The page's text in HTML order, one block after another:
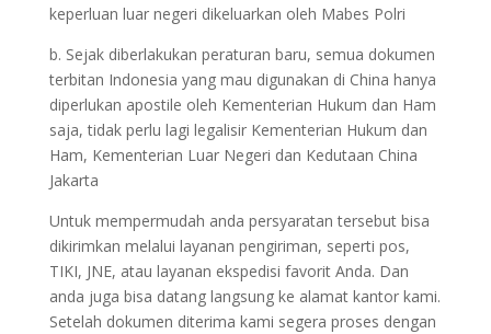
keperluan luar negeri dikeluarkan oleh Mabes Polri
b. Sejak diberlakukan peraturan baru, semua dokumen
terbitan Indonesia yang mau digunakan di China hanya
diperlukan apostile oleh Kementerian Hukum dan Ham
saja, tidak perlu lagi legalisir Kementerian Hukum dan
Ham, Kementerian Luar Negeri dan Kedutaan China
Jakarta
Untuk mempermudah anda persyaratan tersebut bisa
dikirimkan melalui layanan pengiriman, seperti pos,
TIKI, JNE, atau layanan ekspedisi favorit Anda. Dan
anda juga bisa datang langsung ke alamat kantor kami.
Setelah dokumen diterima kami segera proses dengan